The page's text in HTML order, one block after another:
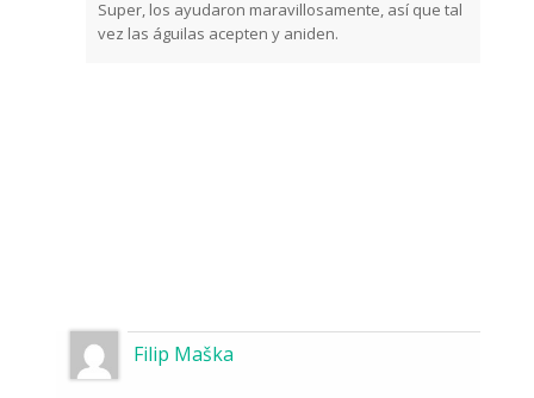
Super, los ayudaron maravillosamente, así que tal
vez las águilas acepten y aniden.
Filip Maška